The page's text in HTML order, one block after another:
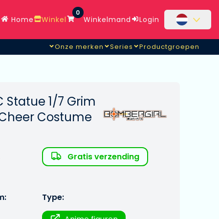
Home Winkel
0
Winkelmand Login
Onze merken Series Productgroepen
Statue 1/7 Grim
Costume
Gratis verzending
Type: